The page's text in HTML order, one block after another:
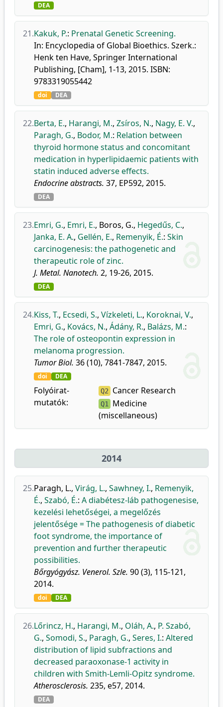
DEA
21.Kakuk, P.: Prenatal Genetic Screening.
In: Encyclopedia of Global Bioethics. Szerk.:
Henk ten Have, Springer International
Publishing, [Cham], 1-13, 2015. ISBN:
9783319055442
doi DEA
22.Berta, E., Harangi, M., Zsíros, N., Nagy, E. V.,
Paragh, G., Bodor, M.: Relation between
thyroid hormone status and concomitant
medication in hyperlipidaemic patients with
statin induced adverse effects.
Endocrine abstracts. 37, EP592, 2015.
DEA
23.Emri, G., Emri, E., Boros, G., Hegedűs, C.,
Janka, E. A., Gellén, E., Remenyik, É.: Skin
carcinogenesis: the pathogenetic and
therapeutic role of zinc.
J. Metal. Nanotech. 2, 19-26, 2015.
DEA
24.Kiss, T., Ecsedi, S., Vízkeleti, L., Koroknai, V.,
Emri, G., Kovács, N., Ádány, R., Balázs, M.:
The role of osteopontin expression in
melanoma progression.
Tumor Biol. 36 (10), 7841-7847, 2015.
doi DEA
Folyóirat-
mutatók:
Q2 Cancer Research
Q1
Medicine
(miscellaneous)
2014
25.Paragh, L., Virág, L., Sawhney, I., Remenyik,
É., Szabó, É.: A diabétesz-láb pathogenesise,
kezelési lehetőségei, a megelőzés
jelentősége = The pathogenesis of diabetic
foot syndrome, the importance of
prevention and further therapeutic
possibilities.
Bőrgyógyász. Venerol. Szle. 90 (3), 115-121,
2014.
doi DEA
26.Lőrincz, H., Harangi, M., Oláh, A., P. Szabó,
G., Somodi, S., Paragh, G., Seres, I.: Altered
distribution of lipid subfractions and
decreased paraoxonase-1 activity in
children with Smith-Lemli-Opitz syndrome.
Atherosclerosis. 235, e57, 2014.
DEA